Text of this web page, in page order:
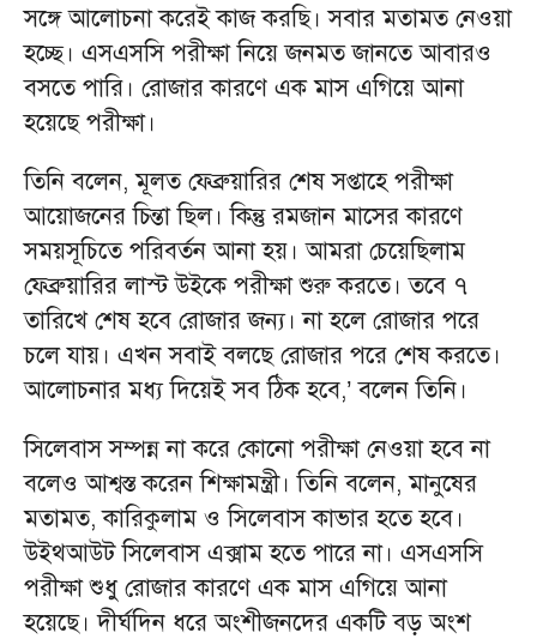
সঙ্গে আলোচনা করেই কাজ করছি। সবার মতামত নেওয়া
হচ্ছে। এসএসসি পরীক্ষা নিয়ে জনমত জানতে আবারও
বসতে পারি। রোজার কারণে এক মাস এগিয়ে আনা
হয়েছে পরীক্ষা।
তিনি বলেন, মূলত ফেব্রুয়ারির শেষ সপ্তাহে পরীক্ষা
আয়োজনের চিন্তা ছিল। কিন্তু রমজান মাসের কারণে
সময়সূচিতে পরিবর্তন আনা হয়। আমরা চেয়েছিলাম
ফেব্রুয়ারির লাস্ট উইকে পরীক্ষা শুরু করতে। তবে ৭
তারিখে শেষ হবে রোজার জন্য। না হলে রোজার পরে
চলে যায়। এখন সবাই বলছে রোজার পরে শেষ করতে।
আলোচনার মধ্য দিয়েই সব ঠিক হবে,’ বলেন তিনি।
সিলেবাস সম্পন্ন না করে কোনো পরীক্ষা নেওয়া হবে না
বলেও আশ্বস্ত করেন শিক্ষামন্ত্রী। তিনি বলেন, মানুষের
মতামত, কারিকুলাম ও সিলেবাস কাভার হতে হবে।
উইথআউট সিলেবাস এক্সাম হতে পারে না। এসএসসি
পরীক্ষা শুধু রোজার কারণে এক মাস এগিয়ে আনা
হয়েছে। দীর্ঘদিন ধরে অংশীজনদের একটি বড় অংশ